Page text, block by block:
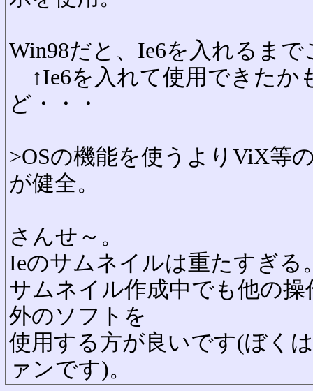
Win98だと、Ie6を入れるま
↑Ie6を入れて使用できたか
ど・・・
>OSの機能を使うよりViX等
が健全。
さんせ～。
Ieのサムネイルは重たすぎる
サムネイル作成中でも他の
外のソフトを
使用する方が良いです(ぼく
ァンです)。